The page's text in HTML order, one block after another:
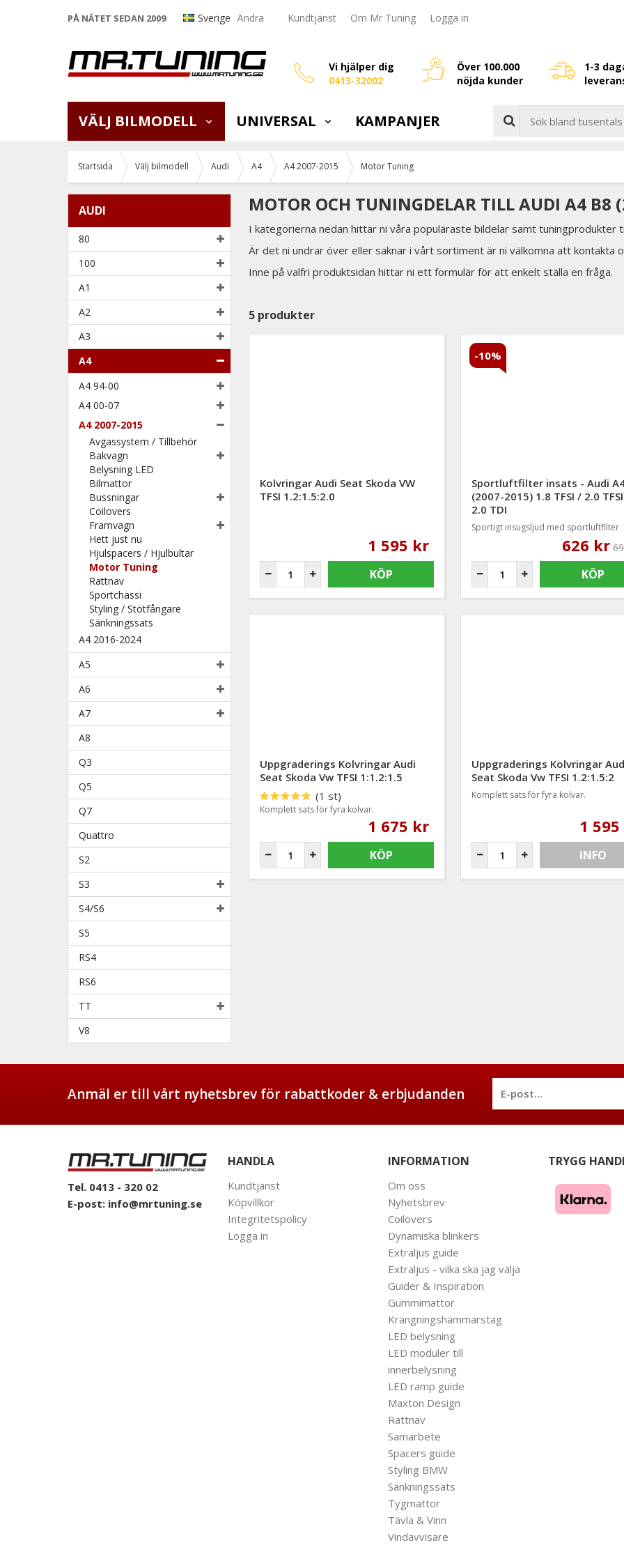
PÅ NÄTET SEDAN 2009 Sverige Ändra Kundtjänst Om Mr Tuning Logga in
Vi hjälper dig
0413-32002
Över 100.000
nöjda kunder
1-3
VÄLJ BILMODELL UNIVERSAL KAMPANJER
Startsida Välj bilmodell Audi A4 A4 2007-2015 Motor Tuning
AUDI
80
100
A1
A2
A3
A4
A4 94-00
A4 00-07
A4 2007-2015
Avgassystem / Tillbehör
Bakvagn
Belysning LED
Bilmattor
Bussningar
Coilovers
Framvagn
Hett just nu
Hjulspacers / Hjulbultar
Motor Tuning
Rattnav
Sportchassi
Styling / Stötfångare
Sänkningssats
A4 2016-2024
A5
A6
A7
A8
Q3
Q5
Q7
Quattro
S2
S3
S4/S6
S5
RS4
RS6
TT
V8
MOTOR OCH TUNINGDELAR TILL AUDI A4 B8
I kategorierna nedan hittar ni våra populäraste bildelar samt tuningprodukter
Är det ni undrar över eller saknar i vårt sortiment är ni välkomna att kontakta
Inne på valfri produktsidan hittar ni ett formulär för att enkelt ställa en fråga.
5 produkter
Kolvringar Audi Seat Skoda VW
TFSI 1.2:1.5:2.0
1 595 kr
KÖP
-10%
Sportluftfilter insats - Audi
(2007-2015) 1.8 TFSI / 2.0
2.0 TDI
Sportigt insugsljud med sportluftfilter
626 kr
KÖP
Uppgraderings Kolvringar Audi
Seat Skoda Vw TFSI 1:1.2:1.5
(1 st)
Komplett sats för fyra kolvar.
1 675 kr
KÖP
Uppgraderings Kolvringar
Seat Skoda Vw TFSI 1.2:1.5:2
Komplett sats för fyra kolvar.
1
INFO
Anmäl er till vårt nyhetsbrev för rabattkoder & erbjudanden
Tel. 0413 - 320 02
E-post: info@mrtuning.se
HANDLA
Kundtjänst
Köpvillkor
Integritetspolicy
Logga in
INFORMATION
Om oss
Nyhetsbrev
Coilovers
Dynamiska blinkers
Extraljus guide
Extraljus - vilka ska jag välja
Guider & Inspiration
Gummimattor
Krängningshämmarstag
LED belysning
LED moduler till
innerbelysning
LED ramp guide
Maxton Design
Rattnav
Samarbete
Spacers guide
Styling BMW
Sänkningssats
Tygmattor
Tävla & Vinn
Vindavvisare
TRYGG